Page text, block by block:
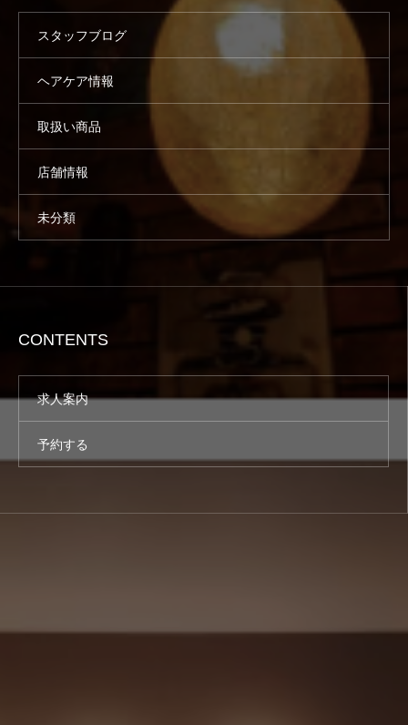
スタッフブログ
ヘアケア情報
取扱い商品
店舗情報
未分類
CONTENTS
求人案内
予約する